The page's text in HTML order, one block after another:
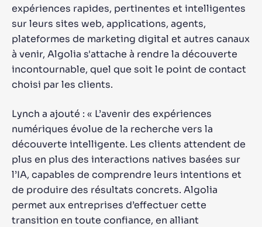
expériences rapides, pertinentes et intelligentes
sur leurs sites web, applications, agents,
plateformes de marketing digital et autres canaux
à venir, Algolia s'attache à rendre la découverte
incontournable, quel que soit le point de contact
choisi par les clients.
Lynch a ajouté : « L’avenir des expériences
numériques évolue de la recherche vers la
découverte intelligente. Les clients attendent de
plus en plus des interactions natives basées sur
l’IA, capables de comprendre leurs intentions et
de produire des résultats concrets. Algolia
permet aux entreprises d’effectuer cette
transition en toute confiance, en alliant